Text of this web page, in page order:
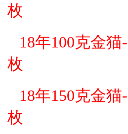
枚
18年100克金猫
枚
18年150克金猫
枚